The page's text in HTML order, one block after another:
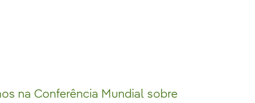
na Conferência Mundial sobre